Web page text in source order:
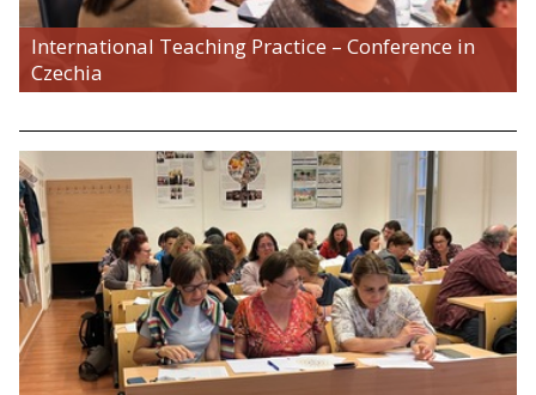
International Teaching Practice – Conference in
Czechia